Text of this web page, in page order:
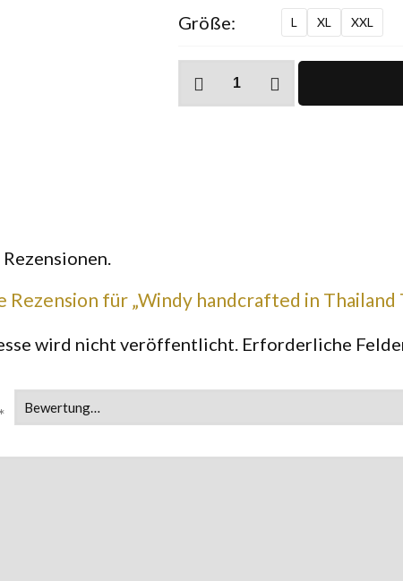
Größe: L XL XXL
handcrafted
Rezension für „Windy handcrafted in Thailand
wird nicht veröffentlicht. Erforderliche